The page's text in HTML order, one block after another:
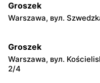
Groszek
Warszawa, вул.
Groszek
Warszawa, вул.
2/4